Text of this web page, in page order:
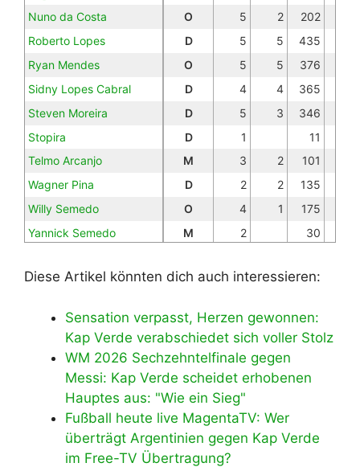
Nuno da Costa
O 5 2
202
Roberto Lopes
D 5 5
435
Ryan Mendes
O 5 5
376
Sidny Lopes Cabral
D 4 4 365
Steven Moreira
D 5 3 346
Stopira
D 1
11
Telmo Arcanjo
M 3 2
101
Wagner Pina
D 2 2 135
Willy Semedo
O 4 1
175
Yannick Semedo
M 2 30
Diese Artikel könnten dich auch interessieren:
Sensation verpasst, Herzen gewonnen:
Kap Verde verabschiedet sich voller Stolz
WM 2026 Sechzehntelfinale gegen
Messi: Kap Verde scheidet erhobenen
Hauptes aus: "Wie ein Sieg"
Fußball heute live MagentaTV: Wer
überträgt Argentinien gegen Kap Verde
im Free-TV Übertragung?